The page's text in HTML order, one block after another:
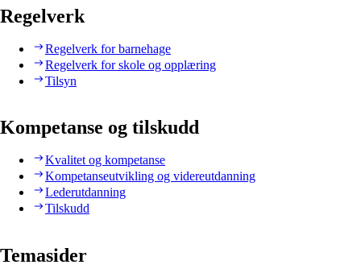
Regelverk
Regelverk for barnehage
Regelverk for skole og opplæring
Tilsyn
Kompetanse og tilskudd
Kvalitet og kompetanse
Kompetanseutvikling og videreutdanning
Lederutdanning
Tilskudd
Temasider